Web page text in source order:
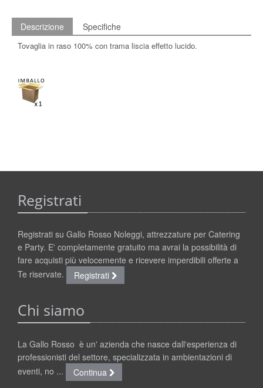
Descrizione Specifiche
Tovaglia in raso 100% con trama liscia effetto lucido.
Registrati
Registrati su Gallo Rosso Noleggi, attrezzature per Catering
e Party. E' completamente gratuito ma avrai la possibilità di
fare acquisti più velocemente e ricevere imperdibili offerte a
Te riservate.
Registrati
Chi siamo
La Gallo Rosso è un' azienda che nasce dall'esperienza di
professionisti del settore, specializzata in ambientazioni di
eventi, no ...
Continua